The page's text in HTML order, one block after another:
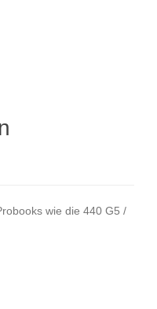
wie die 440 G5 /